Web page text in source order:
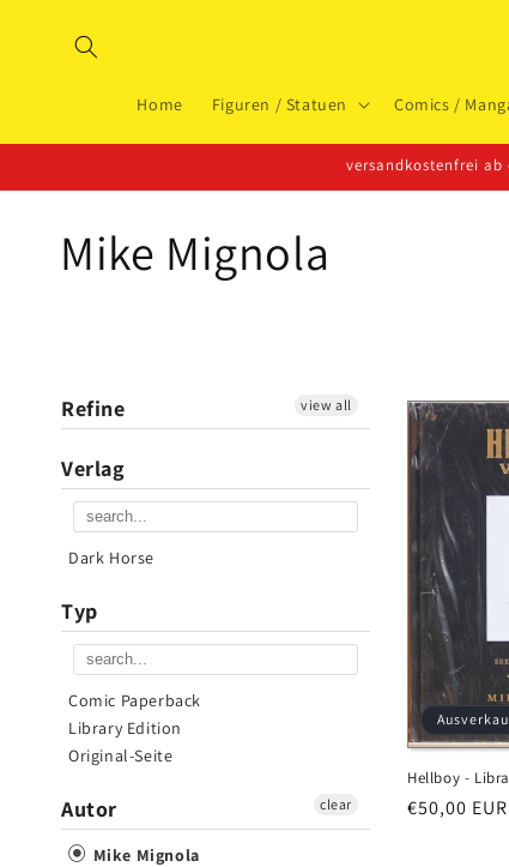
Inhalt
Home Figuren / Statuen Comics /
versandkostenfrei ab
K
e
g
o
r
i
e
:
Mike Mignola
Refine view all
Verlag
Dark Horse
Typ
Comic Paperback
Library Edition
Original-Seite
Autor
Mike Mignola
clear
Hellboy -
Normaler
€50,00 EUR